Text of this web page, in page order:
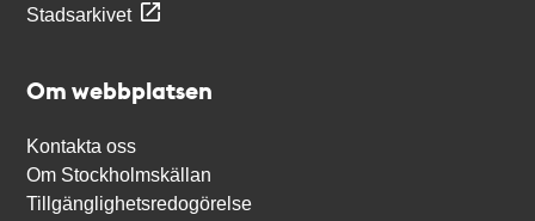
Stadsarkivet
Om webbplatsen
Kontakta oss
Om Stockholmskällan
Tillgänglighetsredogörelse